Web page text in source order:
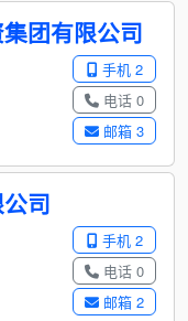
团有限公司
手机 2
电话 0
邮箱 3
司
手机 2
电话 0
邮箱 2